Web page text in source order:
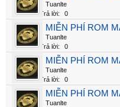
Tuanlte
Trả lời:
0
MIỄN PHÍ ROM
Tuanlte
Trả lời:
0
MIỄN PHÍ ROM
Tuanlte
Trả lời:
0
MIỄN PHÍ ROM
Tuanlte